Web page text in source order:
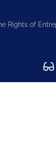
Rights of